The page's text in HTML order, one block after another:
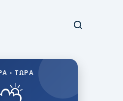
• ΤΏΡΑ